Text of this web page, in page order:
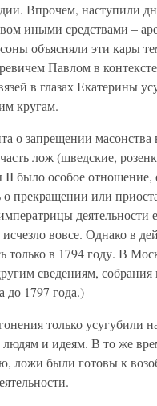
Впрочем, наступили
иными средствами –
объясняли эти кары
Павлом в
в глазах Екатерины
кругам.
о запрещении
лож (шведские,
было особое отношение,
прекращении или
деятельности
вовсе. Однако в
только в 1794 году. В
сведениям,
до 1797 года.)
только усугубили
и идеям. В то же
ложи были готовы к